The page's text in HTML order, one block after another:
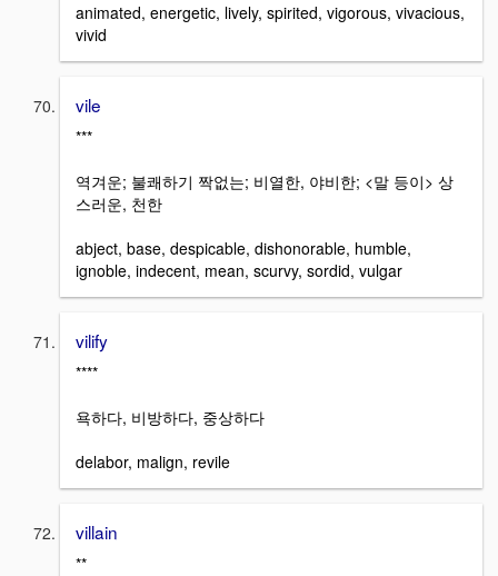
animated, energetic, lively, spirited, vigorous, vivacious,
vivid
vile
***
역겨운; 불쾌하기 짝없는; 비열한, 야비한; <말 등이> 상
스러운, 천한
abject, base, despicable, dishonorable, humble,
ignoble, indecent, mean, scurvy, sordid, vulgar
vilify
****
욕하다, 비방하다, 중상하다
delabor, malign, revile
villain
**